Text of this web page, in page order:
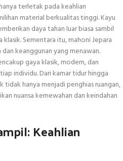
terletak pada keahlian
material berkualitas tinggi. Kayu
daya tahan luar biasa sambil
Sementara itu, mahoni Jepara
keanggunan yang menawan.
gaya klasik, modern, dan
individu. Dari kamar tidur hingga
hanya menjadi penghias ruangan,
nuansa kemewahan dan keindahan
Keahlian